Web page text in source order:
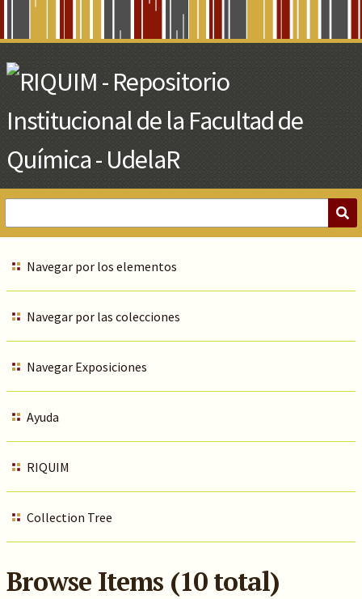
Main
Content
Navegar por los elementos
Navegar por las colecciones
Navegar Exposiciones
Ayuda
RIQUIM
Collection Tree
Browse Items (10 total)